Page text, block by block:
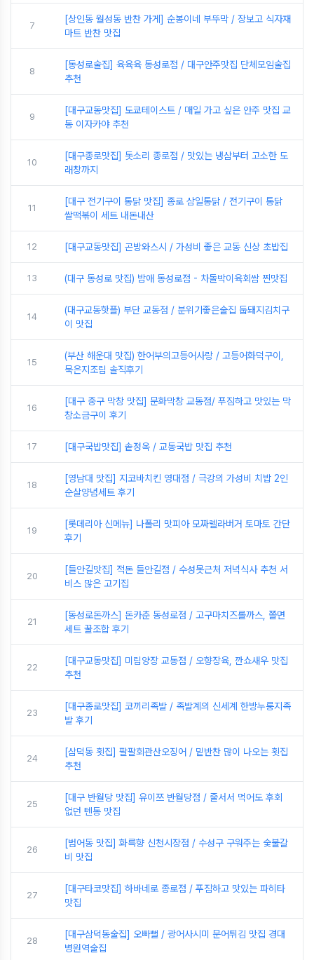
7
[상인동 월성동 반찬 가게] 순봉이네 부뚜막 / 장보고 식자재
마트 반찬 맛집
8
[동성로술집] 육육육 동성로점 / 대구안주맛집 단체모임술집
추천
9
[대구교동맛집] 도쿄테이스트 / 매일 가고 싶은 안주 맛집 교
동 이자카야 추천
10
[대구종로맛집] 돗소리 종로점 / 맛있는 냉삼부터 고소한 도
래창까지
11
[대구 전기구이 통닭 맛집] 종로 삼일통닭 / 전기구이 통닭
쌀떡볶이 세트 내돈내산
12 [대구교동맛집] 곤방와스시 / 가성비 좋은 교동 신상 초밥집
13 (대구 동성로 맛집) 밤애 동성로점 - 차돌박이육회쌈 찐맛집
14
(대구교동핫플) 부단 교동점 / 분위기좋은술집 둡돼지김치구
이 맛집
15
(부산 해운대 맛집) 한어부의고등어사랑 / 고등어화덕구이,
묵은지조림 솔직후기
16
[대구 중구 막창 맛집] 문화막창 교동점/ 푸짐하고 맛있는 막
창소금구이 후기
17 [대구국밥맛집] 솥정옥 / 교동국밥 맛집 추천
18
[영남대 맛집] 지코바치킨 영대점 / 극강의 가성비 치밥 2인
순살양념세트 후기
19
[롯데리아 신메뉴] 나폴리 맛피아 모짜렐라버거 토마토 간단
후기
20
[들안길맛집] 적돈 들안길점 / 수성못근처 저녁식사 추천 서
비스 많은 고기집
21
[동성로돈까스] 돈카춘 동성로점 / 고구마치즈롤까스, 쫄면
세트 꿀조합 후기
22
[대구교동맛집] 미림양장 교동점 / 오향장육, 깐쇼새우 맛집
추천
23
[대구종로맛집] 코끼리족발 / 족발계의 신세계 한방누룽지족
발 후기
24
[삼덕동 횟집] 팔팔회관산오징어 / 밑반찬 많이 나오는 횟집
추천
25
[대구 반월당 맛집] 유이쯔 반월당점 / 줄서서 먹어도 후회
없던 텐동 맛집
26
[범어동 맛집] 화륵향 신천시장점 / 수성구 구워주는 숯불갈
비 맛집
27
[대구타코맛집] 하바네로 종로점 / 푸짐하고 맛있는 파히타
맛집
28
[대구삼덕동술집] 오빠뻘 / 광어사시미 문어튀김 맛집 경대
병원역술집